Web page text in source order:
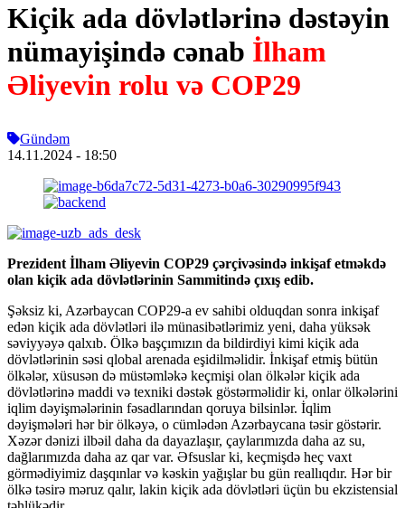
Kiçik ada dövlətlərinə dəstəyin
nümayişində cənab İlham
Əliyevin rolu və COP29
Gündəm
14.11.2024 - 18:50
Prezident İlham Əliyevin COP29 çərçivəsində inkişaf etməkdə
olan kiçik ada dövlətlərinin Sammitində çıxış edib.
Şəksiz ki, Azərbaycan COP29-a ev sahibi olduqdan sonra inkişaf
edən kiçik ada dövlətləri ilə münasibətlərimiz yeni, daha yüksək
səviyyəyə qalxıb. Ölkə başçımızın da bildirdiyi kimi kiçik ada
dövlətlərinin səsi qlobal arenada eşidilməlidir. İnkişaf etmiş bütün
ölkələr, xüsusən də müstəmləkə keçmişi olan ölkələr kiçik ada
dövlətlərinə maddi və texniki dəstək göstərməlidir ki, onlar ölkələrini
iqlim dəyişmələrinin fəsadlarından qoruya bilsinlər. İqlim
dəyişmələri hər bir ölkəyə, o cümlədən Azərbaycana təsir göstərir.
Xəzər dənizi ilbəil daha da dayazlaşır, çaylarımızda daha az su,
dağlarımızda daha az qar var. Əfsuslar ki, keçmişdə heç vaxt
görmədiyimiz daşqınlar və kəskin yağışlar bu gün reallıqdır. Hər bir
ölkə təsirə məruz qalır, lakin kiçik ada dövlətləri üçün bu ekzistensial